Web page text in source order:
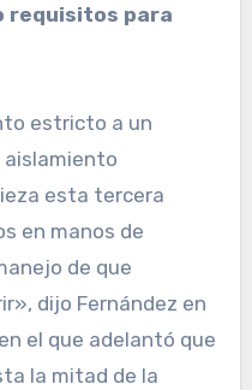
requisitos para
estricto a un
aislamiento
esta tercera
en manos de
de que
dijo Fernández en
el que adelantó que
la mitad de la